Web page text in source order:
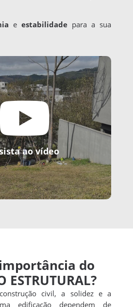
ao vídeo
eestabilidade para a sua
do
ESTRUTURAL?
civil, a solidez e a
edificação dependem de